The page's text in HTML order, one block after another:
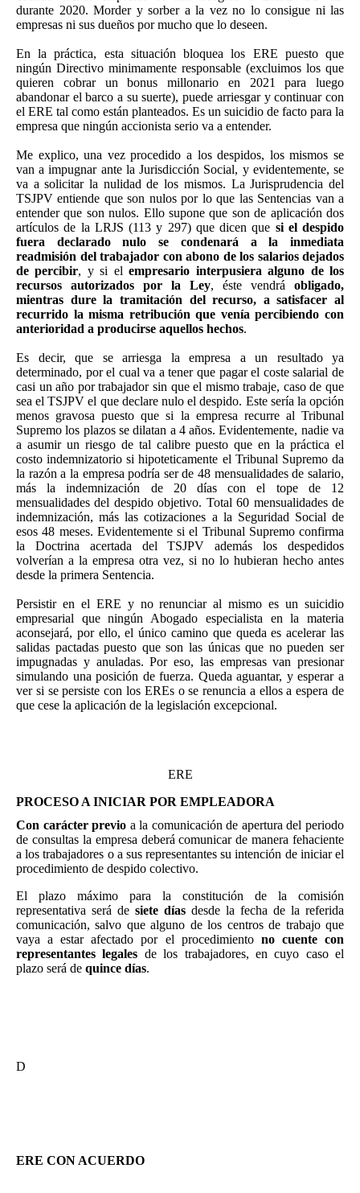
durante 2020. Morder y sorber a la vez no lo consigue ni las
empresas ni sus dueños por mucho que lo deseen.
En la práctica, esta situación bloquea los ERE puesto que
ningún Directivo minimamente responsable (excluimos los que
quieren cobrar un bonus millonario en 2021 para luego
abandonar el barco a su suerte), puede arriesgar y continuar con
el ERE tal como están planteados. Es un suicidio de facto para la
empresa que ningún accionista serio va a entender.
Me explico, una vez procedido a los despidos, los mismos se
van a impugnar ante la Jurisdicción Social, y evidentemente, se
va a solicitar la nulidad de los mismos. La Jurisprudencia del
TSJPV entiende que son nulos por lo que las Sentencias van a
entender que son nulos. Ello supone que son de aplicación dos
artículos de la LRJS (113 y 297) que dicen que si el despido
fuera declarado nulo se condenará a la inmediata
readmisión del trabajador con abono de los salarios dejados
de percibir, y si elempresario interpusiera alguno de los
recursos autorizados por la Ley, éste vendrá obligado,
mientras dure la tramitación del recurso, a satisfacer al
recurrido la misma retribución que venía percibiendo con
anterioridad a producirse aquellos hechos.
Es decir, que se arriesga la empresa a un resultado ya
determinado, por el cual va a tener que pagar el coste salarial de
casi un año por trabajador sin que el mismo trabaje, caso de que
sea el TSJPV el que declare nulo el despido. Este sería la opción
menos gravosa puesto que si la empresa recurre al Tribunal
Supremo los plazos se dilatan a 4 años. Evidentemente, nadie va
a asumir un riesgo de tal calibre puesto que en la práctica el
costo indemnizatorio si hipoteticamente el Tribunal Supremo da
la razón a la empresa podría ser de 48 mensualidades de salario,
más la indemnización de 20 días con el tope de 12
mensualidades del despido objetivo. Total 60 mensualidades de
indemnización, más las cotizaciones a la Seguridad Social de
esos 48 meses. Evidentemente si el Tribunal Supremo confirma
la Doctrina acertada del TSJPV además los despedidos
volverían a la empresa otra vez, si no lo hubieran hecho antes
desde la primera Sentencia.
Persistir en el ERE y no renunciar al mismo es un suicidio
empresarial que ningún Abogado especialista en la materia
aconsejará, por ello, el único camino que queda es acelerar las
salidas pactadas puesto que son las únicas que no pueden ser
impugnadas y anuladas. Por eso, las empresas van presionar
simulando una posición de fuerza. Queda aguantar, y esperar a
ver si se persiste con los EREs o se renuncia a ellos a espera de
que cese la aplicación de la legislación excepcional.
ERE
PROCESO A INICIAR POR EMPLEADORA
Con carácter previo a la comunicación de apertura del periodo
de consultas la empresa deberá comunicar de manera fehaciente
a los trabajadores o a sus representantes su intención de iniciar el
procedimiento de despido colectivo.
El plazo máximo para la constitución de la comisión
representativa será de siete días desde la fecha de la referida
comunicación, salvo que alguno de los centros de trabajo que
vaya a estar afectado por el procedimiento no cuente con
representantes legales de los trabajadores, en cuyo caso el
plazo será de quince días.
D
ERE CON ACUERDO